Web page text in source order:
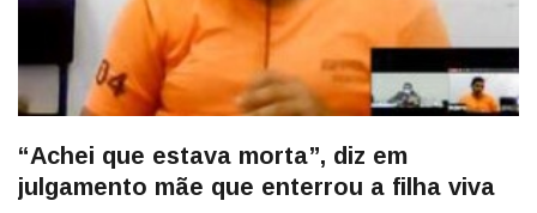
“Achei que estava morta”, diz em
julgamento mãe que enterrou a filha viva